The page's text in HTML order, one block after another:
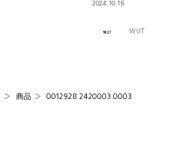
2024.10.16
WUT
商品 0012928.2420003.0003